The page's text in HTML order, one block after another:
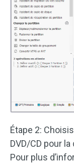
Étape 2:
DVD/CD pour
Pour plus